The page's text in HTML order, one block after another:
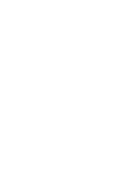
bất kỳ giấy tờ nào
khởi hành từ 4-
trình có
hành của từng